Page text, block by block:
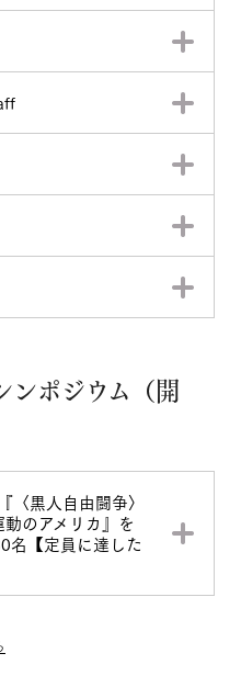
ンポジウム（開
黒人自由闘争〉
のアメリカ』を
【定員に達した